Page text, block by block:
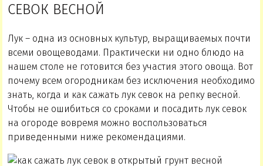
СЕВОК ВЕСНОЙ
Лук – одна из основных культур, выращиваемых почти
всеми овощеводами. Практически ни одно блюдо на
нашем столе не готовится без участия этого овоща. Вот
почему всем огородникам без исключения необходимо
знать, когда и как сажать лук севок на репку весной.
Чтобы не ошибиться со сроками и посадить лук севок
на огороде вовремя можно воспользоваться
приведенными ниже рекомендациями.